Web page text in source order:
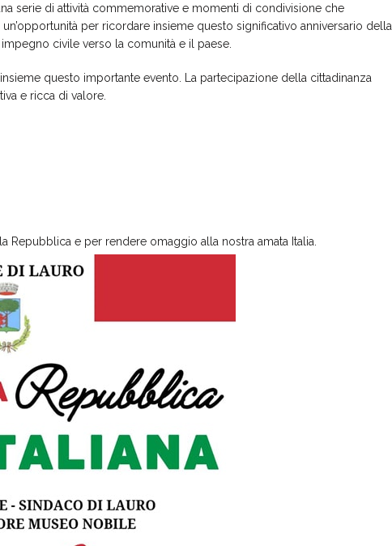
serie di attività commemorative e momenti di condivisione che
per ricordare insieme questo significativo anniversario della
civile verso la comunità e il paese.
questo importante evento. La partecipazione della cittadinanza
e ricca di valore.
Repubblica e per rendere omaggio alla nostra amata Italia.